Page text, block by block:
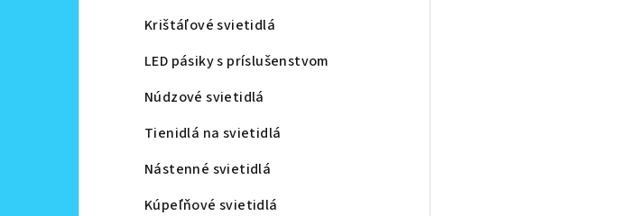
Krištáľové svietidlá
LED pásiky s príslušenstvom
Núdzové svietidlá
Tienidlá na svietidlá
Nástenné svietidlá
Kúpeľňové svietidlá